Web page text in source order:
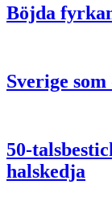
Böjda
Sverige
50-
halskedja